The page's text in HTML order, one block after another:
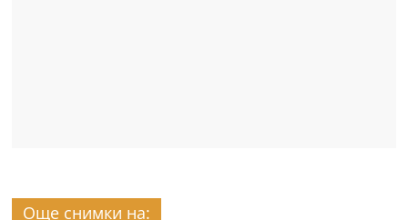
Още снимки на: